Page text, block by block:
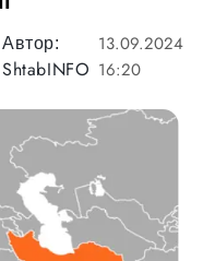
Автор:
ShtabINFO
13.09.2024
16:20